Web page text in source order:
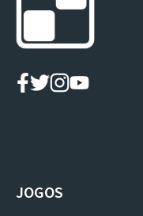
JOGOS